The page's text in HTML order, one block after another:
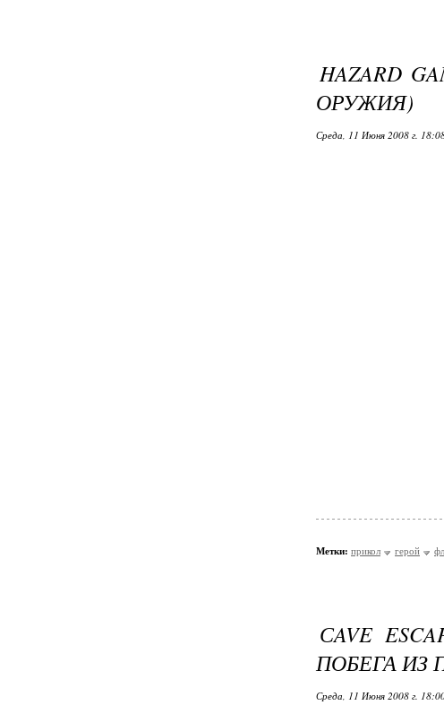
HAZARD
ОРУЖИЯ)
Среда, 11 Июня 2008 г.
Метки: прикол герой
СAVE
ПОБЕГА
Среда, 11 Июня 2008 г.